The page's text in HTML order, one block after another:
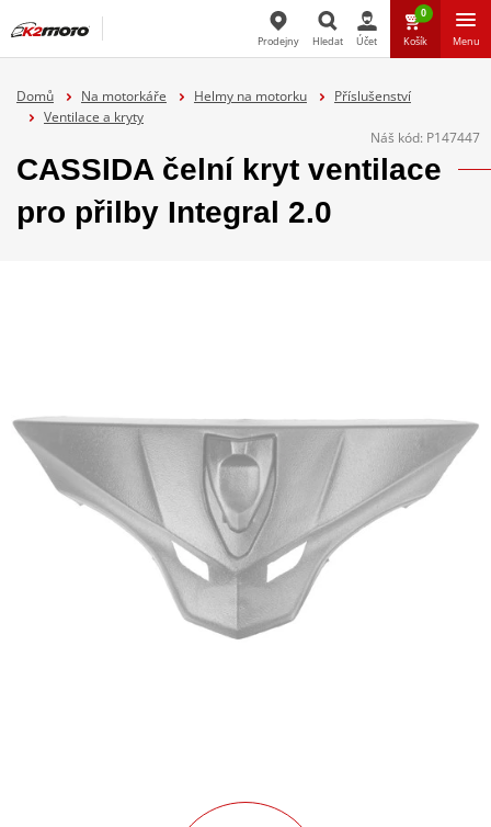
Hledat
Prodejny Hledat Účet
0
Košík Menu
Domů Na motorkáře Helmy na motorku
Příslušenství
Ventilace a kryty
Náš kód: P147447
CASSIDA čelní kryt ventilace
pro přilby Integral 2.0